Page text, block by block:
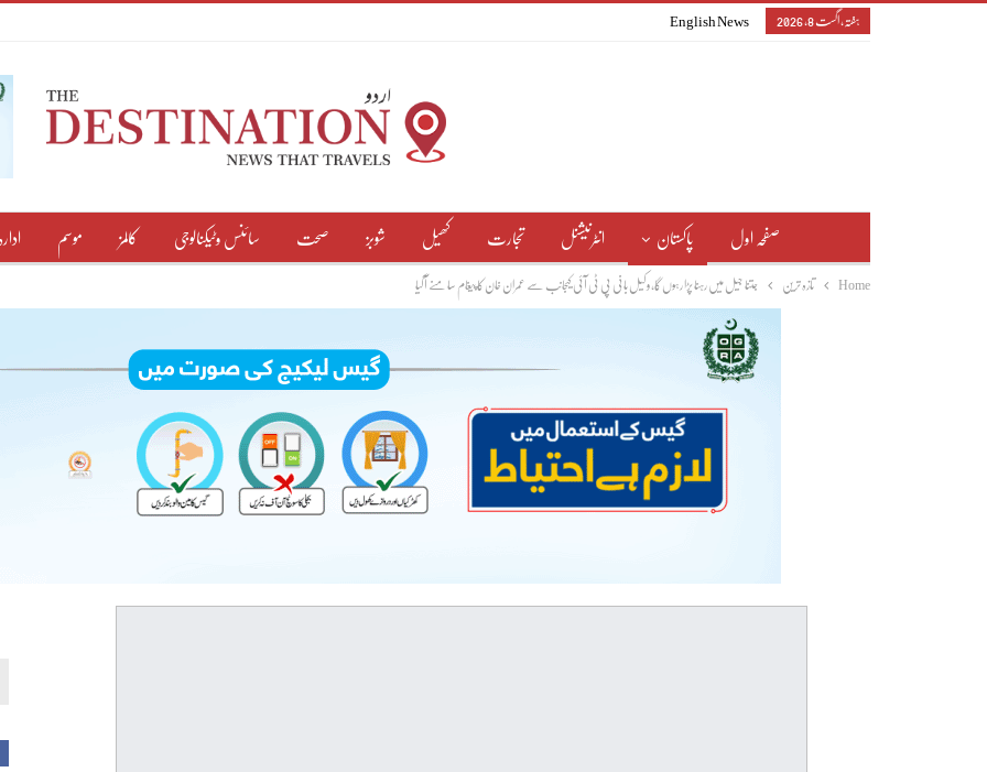
ہفتہ, اگست 8, 2026 English News
صفحہ اول پاکستان انٹرنیشنل تجارت کھیل شوبز صحت سائنس وٹیکنالوجی کالمز موسم ادارہ
Home تازہ ترین جتنا جیل میں رہنا پڑا رہوں گا،وکیل بانی پی ٹی آئی کیجانب سے عمران خان کا پیغام سامنے آگیا